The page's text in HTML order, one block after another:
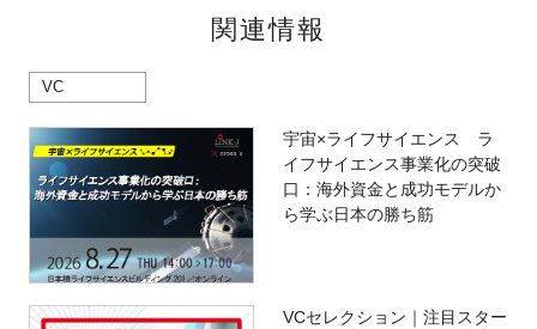
関連情報
VC
宇宙×ライフサイエンス ラ
イフサイエンス事業化の突破
口：海外資金と成功モデルか
ら学ぶ日本の勝ち筋
VCセレクション｜注目スター